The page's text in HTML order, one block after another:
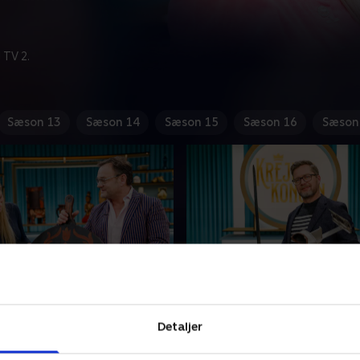
Detaljer
2.
Sæson 13 Sæson 14 Sæson 15 Sæson 16
har købt en skilift, men
rutinerede holdkaptajner